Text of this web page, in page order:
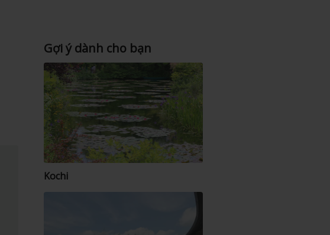
Gợi ý dành cho bạn
Kochi